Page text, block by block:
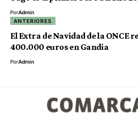
PorAdmin
ANTERIORES
El Extra de Navidad de la ONCE
400.000 euros en Gandia
PorAdmin